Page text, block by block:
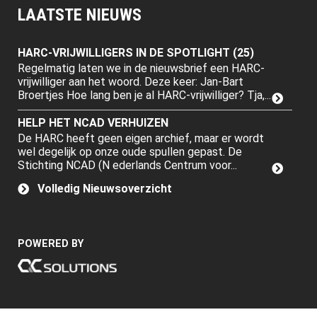
LAATSTE NIEUWS
HARC-VRIJWILLIGERS IN DE SPOTLIGHT (25)
Regelmatig laten we in de nieuwsbrief een HARC-
vrijwilliger aan het woord. Deze keer: Jan-Bart
Broertjes Hoe lang ben je al HARC-vrijwilliger? Tja,...
HELP HET NCAD VERHUIZEN
De HARC heeft geen eigen archief, maar er wordt
wel degelijk op onze oude spullen gepast. De
Stichting NCAD (N ederlands Centrum voor...
Volledig Nieuwsoverzicht
POWERED BY